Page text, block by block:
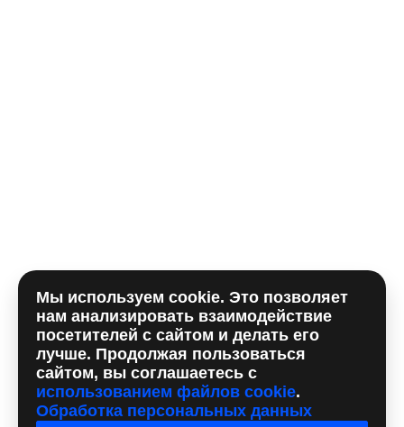
Отправляя форму, вы принимаете политику
использования сookieи даете согласие наобработку
персональных данный
Мы используем cookie. Это позволяет
нам анализировать взаимодействие
посетителей с сайтом и делать его
лучше. Продолжая пользоваться
сайтом, вы соглашаетесь с
использованием файлов cookie.
Обработка персональных данных